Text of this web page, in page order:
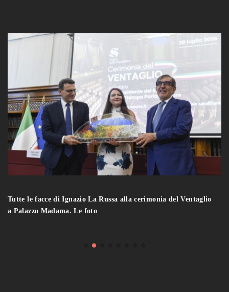
Tutte le facce di Ignazio La Russa alla cerimonia del Ventaglio
a Palazzo Madama. Le foto